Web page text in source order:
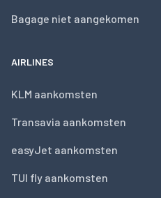
Bagage niet aangekomen
AIRLINES
KLM aankomsten
Transavia aankomsten
easyJet aankomsten
TUI fly aankomsten